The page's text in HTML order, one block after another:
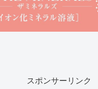
スポンサーリンク